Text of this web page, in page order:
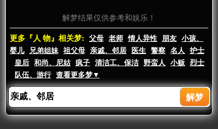
解梦结果仅供参考和娱乐！
更多『人 物』相关梦: 父母 老师 情人异性 朋友
小孩、
婴儿
兄弟姐妹 祖父母 亲戚、邻居 医生 警察 名人
护士
皇后
和尚、尼姑 疯子 清洁工、保洁 野蛮人 小贩
烈士
队伍、游行
查看更多梦▼